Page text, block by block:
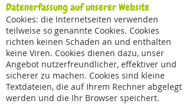
Datenerfassung auf unserer Website
Cookies: die Internetseiten verwenden
teilweise so genannte Cookies. Cookies
richten keinen Schaden an und enthalten
keine Viren. Cookies dienen dazu, unser
Angebot nutzerfreundlicher, effektiver und
sicherer zu machen. Cookies sind kleine
Textdateien, die auf Ihrem Rechner abgelegt
werden und die Ihr Browser speichert.